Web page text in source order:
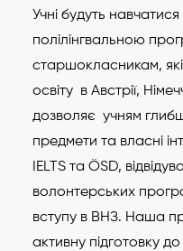
Учні будуть
полілінгвальною
старшокласникам,
освіту в Австрії,
дозволяє учням
предмети та власні
IELTS та ÖSD,
волонтерських
вступу в ВНЗ. Наша
активну підготовку